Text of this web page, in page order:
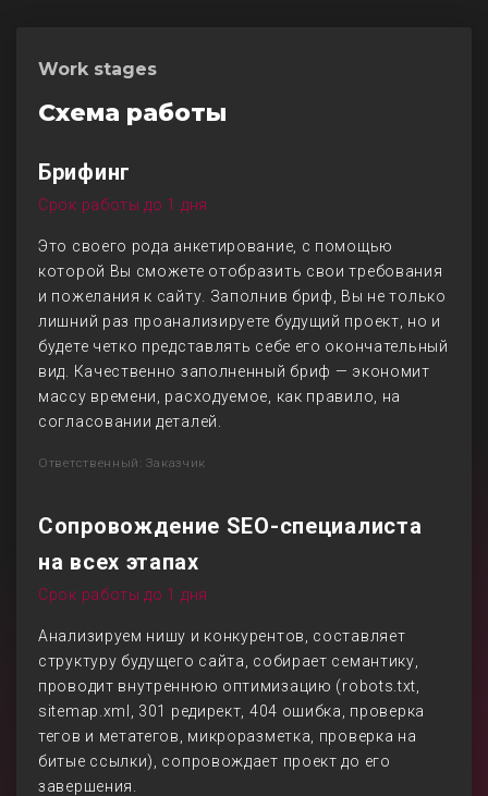
Work stages
Схема работы
Брифинг
Срок работы до 1 дня
Это своего рода анкетирование, с помощью
которой Вы сможете отобразить свои требования
и пожелания к сайту. Заполнив бриф, Вы не только
лишний раз проанализируете будущий проект, но и
будете четко представлять себе его окончательный
вид. Качественно заполненный бриф — экономит
массу времени, расходуемое, как правило, на
согласовании деталей.
Ответственный: Заказчик
Сопровождение SEO-специалиста
на всех этапах
Срок работы до 1 дня
Анализируем нишу и конкурентов, составляет
структуру будущего сайта, собирает семантику,
проводит внутреннюю оптимизацию (robots.txt,
sitemap.xml, 301 редирект, 404 ошибка, проверка
тегов и метатегов, микроразметка, проверка на
битые ссылки), сопровождает проект до его
завершения.